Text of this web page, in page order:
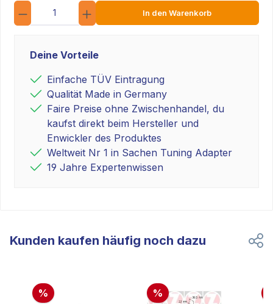
Anzahl
In den Warenkorb
Deine Vorteile
Einfache TÜV Eintragung
Qualität Made in Germany
Faire Preise ohne Zwischenhandel, du
kaufst direkt beim Hersteller und
Enwickler des Produktes
Weltweit Nr 1 in Sachen Tuning Adapter
19 Jahre Expertenwissen
Kunden kaufen häufig noch dazu
% %